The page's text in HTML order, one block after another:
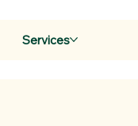
Services